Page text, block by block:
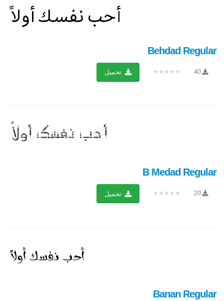
Behdad Regular
40
★★★★★ تحميل
B Medad Regular
20
★★★★★ تحميل
Banan Regular